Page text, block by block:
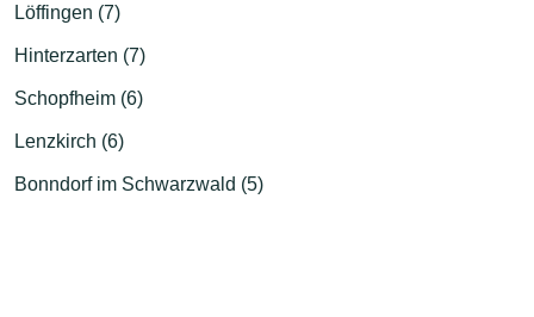
Löffingen (7)
Hinterzarten (7)
Schopfheim (6)
Lenzkirch (6)
Bonndorf im Schwarzwald (5)